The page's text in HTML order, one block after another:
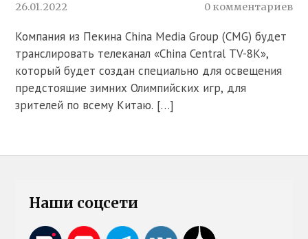
26.01.2022 0 комментариев
Компания из Пекина China Media Group (CMG) будет
транслировать телеканал «China Central TV-8K»,
который будет создан специально для освещения
предстоящие зимних Олимпийских игр, для
зрителей по всему Китаю. […]
Наши соцсети